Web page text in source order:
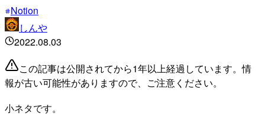
Notion
しんや
2022.08.03
この記事は公開されてから1年以上経過しています。情
報が古い可能性がありますので、ご注意ください。
小ネタです。